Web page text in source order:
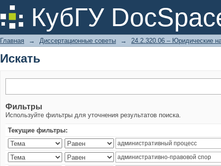
КубГУ
Искать
Главная → Диссертационные советы → 24.2.320.06 – Юридические
Искать
Фильтры
Используйте фильтры для уточнения результатов поиска.
Текущие фильтры: